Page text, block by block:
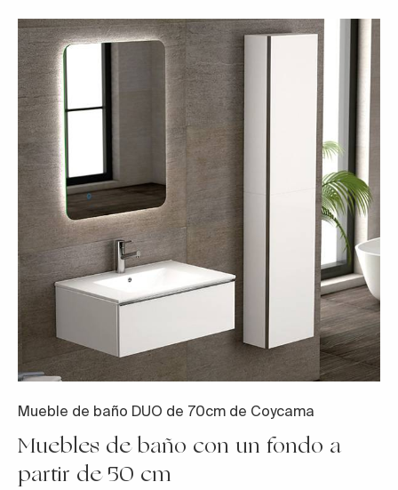
Mueble de baño DUO de 70cm de Coycama
Muebles de baño con un fondo a
partir de 50 cm